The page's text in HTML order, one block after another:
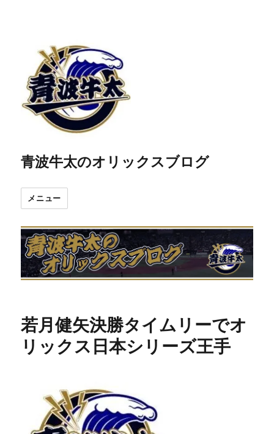
青波牛太のオリックスブログ
メニュー
若月健矢決勝タイムリーでオ
リックス日本シリーズ王手